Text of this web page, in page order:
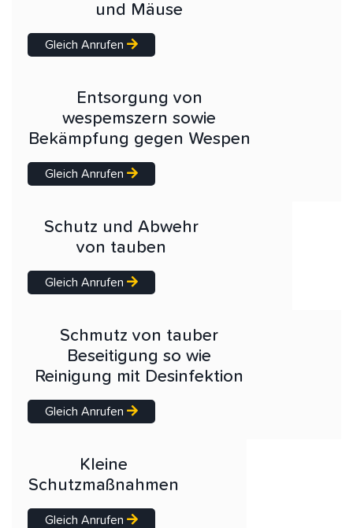
und Mäuse
Gleich Anrufen
Entsorgung von
wespemszern sowie
Bekämpfung gegen Wespen
Gleich Anrufen
Schutz und Abwehr
von tauben
Gleich Anrufen
Schmutz von tauber
Beseitigung so wie
Reinigung mit Desinfektion
Gleich Anrufen
Kleine
Schutzmaßnahmen
Gleich Anrufen